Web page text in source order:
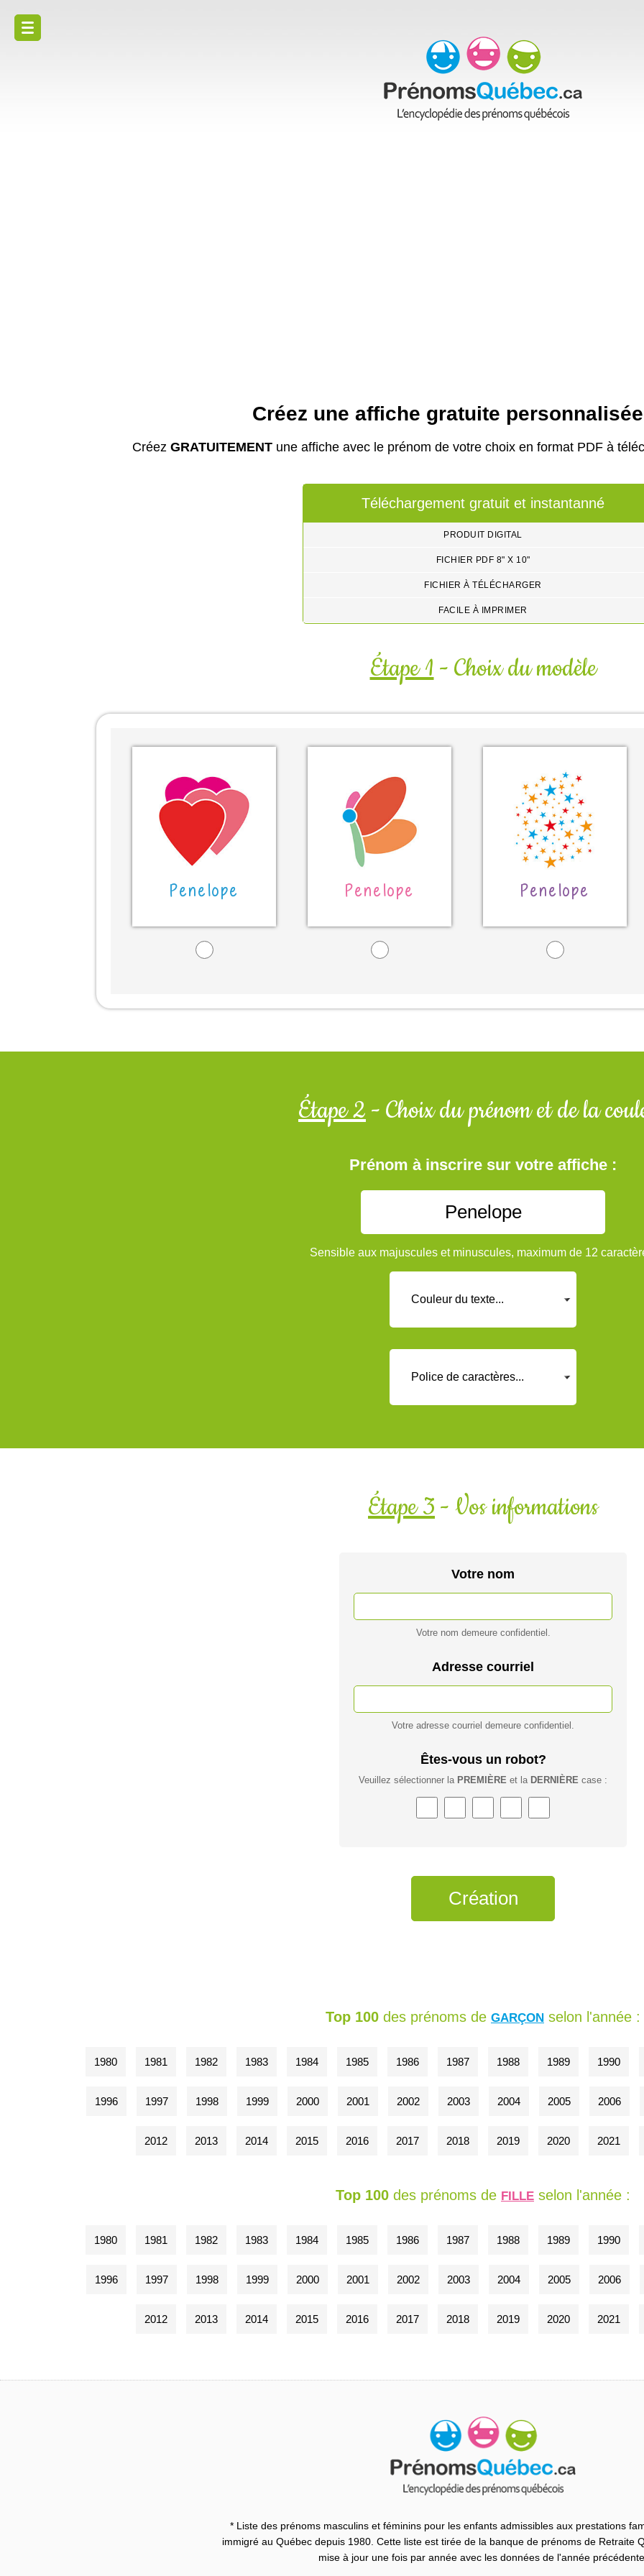
Créez une affiche gratuite
Créez GRATUITEMENTune affiche avec le prénom de votre choix en format PDF à
Téléchargement gratuit et instantanné
PRODUIT DIGITAL
FICHIER PDF 8" X 10"
FICHIER À TÉLÉCHARGER
FACILE À IMPRIMER
Étape 1- Choix du modèle
Penelope Penelope Penelope
Étape 2- Choix du prénom et de la
Prénom à inscrire sur votre affiche :
Sensible aux majuscules et minuscules, maximum de 12
Étape 3- Vos informations
Votre nom
Votre nom demeure confidentiel.
Adresse courriel
Votre adresse courriel demeure confidentiel.
Êtes-vous un robot?
Veuillez sélectionner la PREMIÈRE et la DERNIÈRE case :
Top 100 des prénoms de GARÇON selon l'année :
1980 1981 1982 1983 1984 1985 1986 1987 1988 1989 1990
1996 1997 1998 1999 2000 2001 2002 2003 2004 2005 2006
2012 2013 2014 2015 2016 2017 2018 2019 2020 2021
Top 100 des prénoms de FILLE selon l'année :
1980 1981 1982 1983 1984 1985 1986 1987 1988 1989 1990
1996 1997 1998 1999 2000 2001 2002 2003 2004 2005 2006
2012 2013 2014 2015 2016 2017 2018 2019 2020 2021
* Liste des prénoms masculins et féminins pour les enfants admissibles aux prestations
immigré au Québec depuis 1980. Cette liste est tirée de la banque de prénoms de Retraite
mise à jour une fois par année avec les données de l'année précédente.